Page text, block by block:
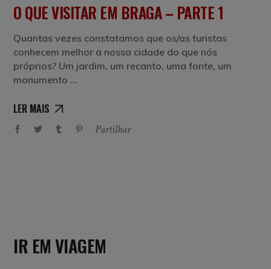
O QUE VISITAR EM BRAGA – PARTE 1
Quantas vezes constatamos que os/as turistas
conhecem melhor a nossa cidade do que nós
próprios? Um jardim, um recanto, uma fonte, um
monumento
LER MAIS
Partilhar
IR EM VIAGEM